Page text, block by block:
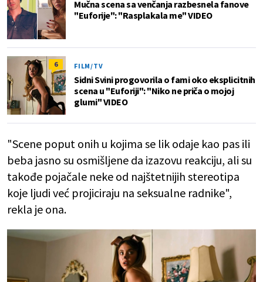
Mučna scena sa venčanja razbesnela fanove
"Euforije": "Rasplakala me" VIDEO
6 FILM/TV
Sidni Svini progovorila o fami oko eksplicitnih
scena u "Euforiji": "Niko ne priča o mojoj
glumi" VIDEO
"Scene poput onih u kojima se lik odaje kao pas ili
beba jasno su osmišljene da izazovu reakciju, ali su
takođe pojačale neke od najštetnijih stereotipa
koje ljudi već projiciraju na seksualne radnike",
rekla je ona.